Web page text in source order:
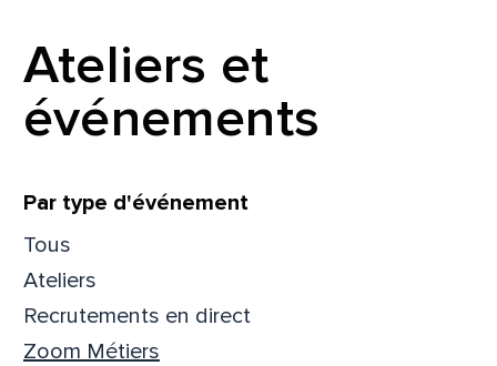
Ateliers et
événements
Filtrer
Par type d'événement
Tous
Ateliers
Recrutements en direct
Zoom Métiers